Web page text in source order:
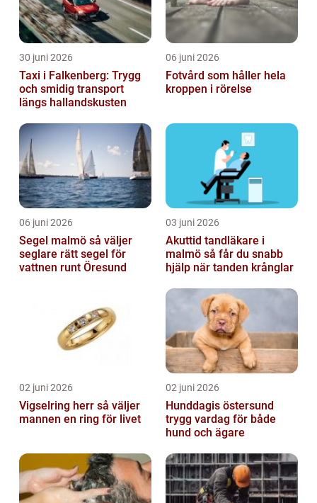
30 juni 2026
Taxi i Falkenberg: Trygg
och smidig transport
längs hallandskusten
06 juni 2026
Fotvård som håller hela
kroppen i rörelse
06 juni 2026
Segel malmö så väljer
seglare rätt segel för
vattnen runt Öresund
03 juni 2026
Akuttid tandläkare i
malmö så får du snabb
hjälp när tanden krånglar
02 juni 2026
Vigselring herr så väljer
mannen en ring för livet
02 juni 2026
Hunddagis östersund
trygg vardag för både
hund och ägare